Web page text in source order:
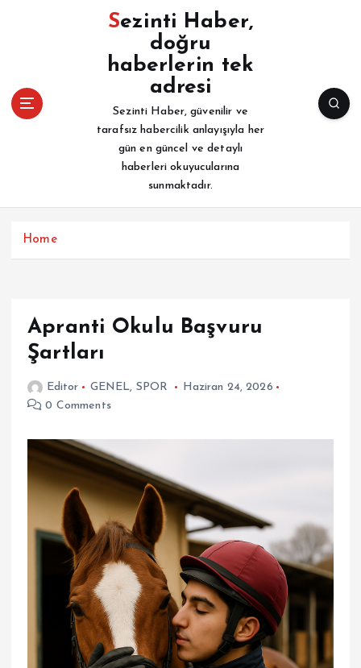
Sezinti Haber,
doğru
haberlerin tek
adresi
Sezinti Haber, güvenilir ve
tarafsız habercilik anlayışıyla her
gün en güncel ve detaylı
haberleri okuyucularına
sunmaktadır.
Home
Apranti Okulu Başvuru
Şartları
Editor GENEL, SPOR
Haziran 24, 2026
0 Comments